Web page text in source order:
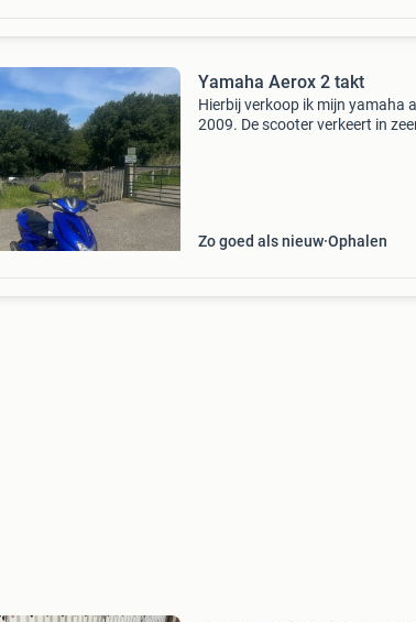
Yamaha Aerox 2 takt
Hierbij verkoop ik mijn yamaha
2009. De scooter verkeert in
Zo goed als nieuw Ophalen